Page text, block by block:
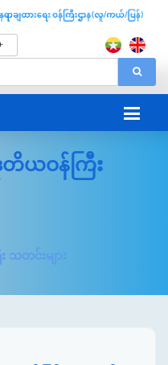
တိယဝန်ကြီး
တင်းများ